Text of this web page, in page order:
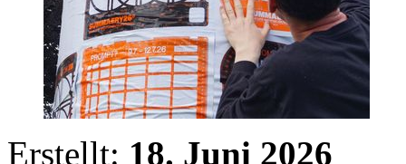
Erstellt: 18. Juni 2026